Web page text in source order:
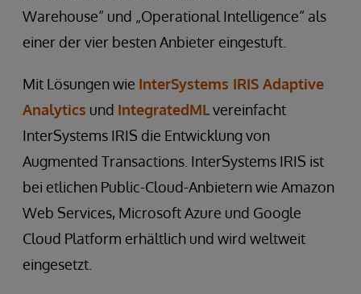
Warehouse“ und „Operational Intelligence“ als
einer der vier besten Anbieter eingestuft.
Mit Lösungen wie InterSystems IRIS Adaptive
Analytics und IntegratedMLvereinfacht
InterSystems IRIS die Entwicklung von
Augmented Transactions. InterSystems IRIS ist
bei etlichen Public-Cloud-Anbietern wie Amazon
Web Services, Microsoft Azure und Google
Cloud Platform erhältlich und wird weltweit
eingesetzt.